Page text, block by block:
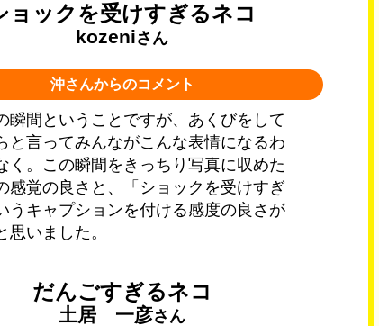
ョックを受けすぎるネコ
kozeniさん
沖さんからのコメント
瞬間ということですが、あくびをして
と言ってみんながこんな表情になるわ
く。この瞬間をきっちり写真に収めた
感覚の良さと、「ショックを受けすぎ
うキャプションを付ける感度の良さが
思いました。
だんごすぎるネコ
土居 一彦さん